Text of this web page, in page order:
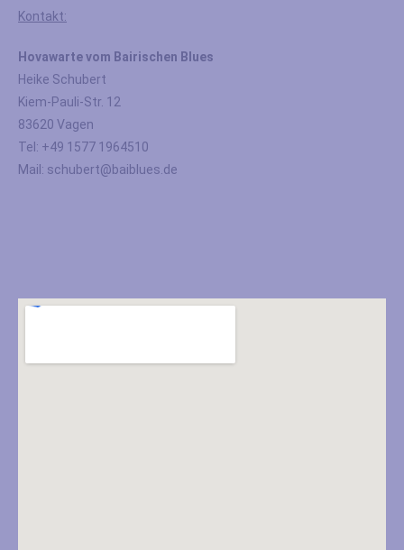
Kontakt:
Hovawarte vom Bairischen Blues
Heike Schubert
Kiem-Pauli-Str. 12
83620 Vagen
Tel: +49 1577 1964510
Mail: schubert@baiblues.de